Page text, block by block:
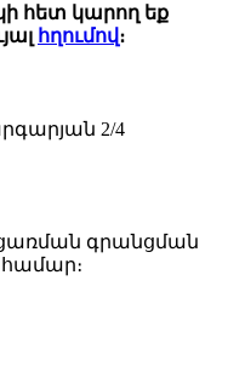
հետ կարող եք
հղումով։
2/4
գրանցման